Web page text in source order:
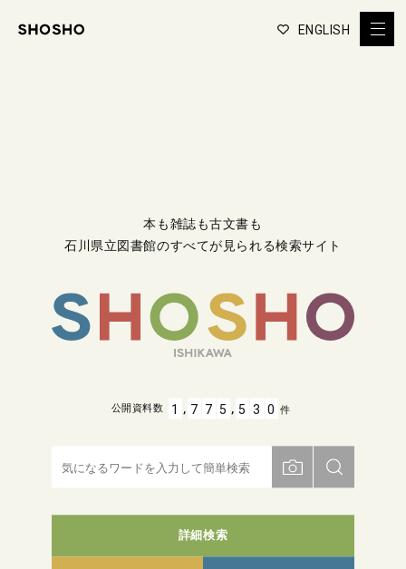
ENGLISH
本も雑誌も古文書も
石川県立図書館のすべてが見られる検索サイト
詳細検索
公開資料数 1 , 7 7 5 , 5 3 0 件